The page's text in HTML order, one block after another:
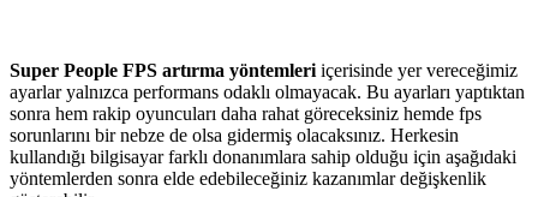
Super People FPS artırma yöntemleri içerisinde yer vereceğimiz
ayarlar yalnızca performans odaklı olmayacak. Bu ayarları yaptıktan
sonra hem rakip oyuncuları daha rahat göreceksiniz hemde fps
sorunlarını bir nebze de olsa gidermiş olacaksınız. Herkesin
kullandığı bilgisayar farklı donanımlara sahip olduğu için aşağıdaki
yöntemlerden sonra elde edebileceğiniz kazanımlar değişkenlik